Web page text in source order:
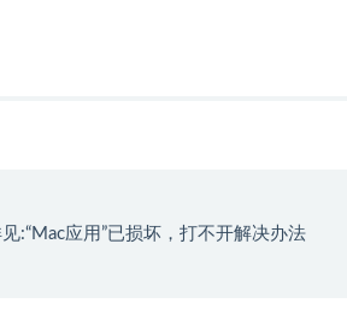
:“Mac应用”已损坏，打不开解决办法